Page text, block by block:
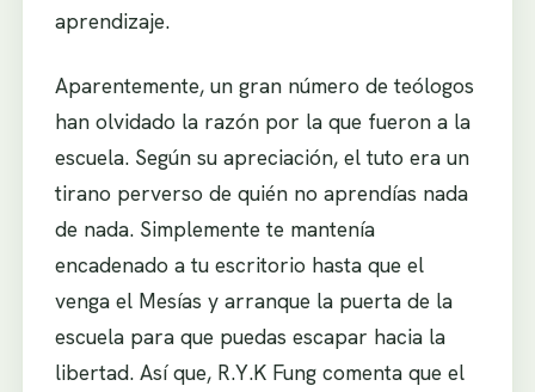
aprendizaje.
Aparentemente, un gran número de teólogos
han olvidado la razón por la que fueron a la
escuela. Según su apreciación, el tuto era un
tirano perverso de quién no aprendías nada
de nada. Simplemente te mantenía
encadenado a tu escritorio hasta que el
venga el Mesías y arranque la puerta de la
escuela para que puedas escapar hacia la
libertad. Así que, R.Y.K Fung comenta que el